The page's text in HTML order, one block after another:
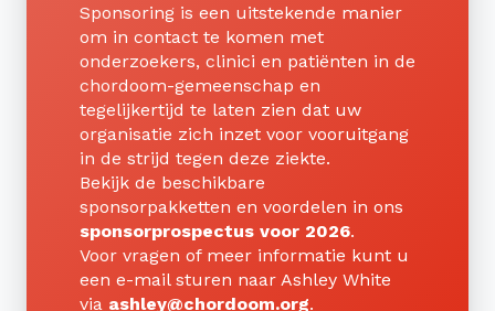
Sponsoring is een uitstekende manier
om in contact te komen met
onderzoekers, clinici en patiënten in de
chordoom-gemeenschap en
tegelijkertijd te laten zien dat uw
organisatie zich inzet voor vooruitgang
in de strijd tegen deze ziekte.
Bekijk de beschikbare
sponsorpakketten en voordelen in ons
sponsorprospectus voor 2026.
Voor vragen of meer informatie kunt u
een e-mail sturen naar Ashley White
via ashley@chordoom.org.